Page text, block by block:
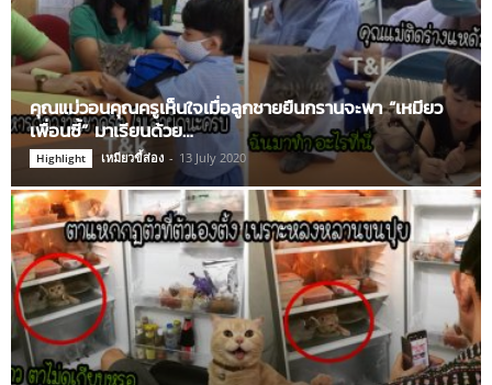
คุณแม่วอนคุณครูเห็นใจเมื่อลูกชายยืนกรานจะพา “เหมียว
เพื่อนซี้” มาเรียนด้วย…
Highlight เหมียวขี้ส่อง - 13 July 2020